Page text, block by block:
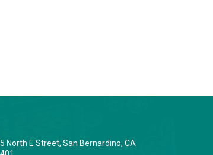
North E Street, San Bernardino, CA